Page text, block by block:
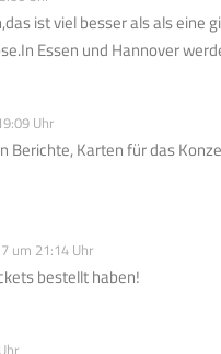
ist viel besser als als eine
Essen und Hannover
Uhr
Berichte, Karten für das
um 21:14 Uhr
bestellt haben!